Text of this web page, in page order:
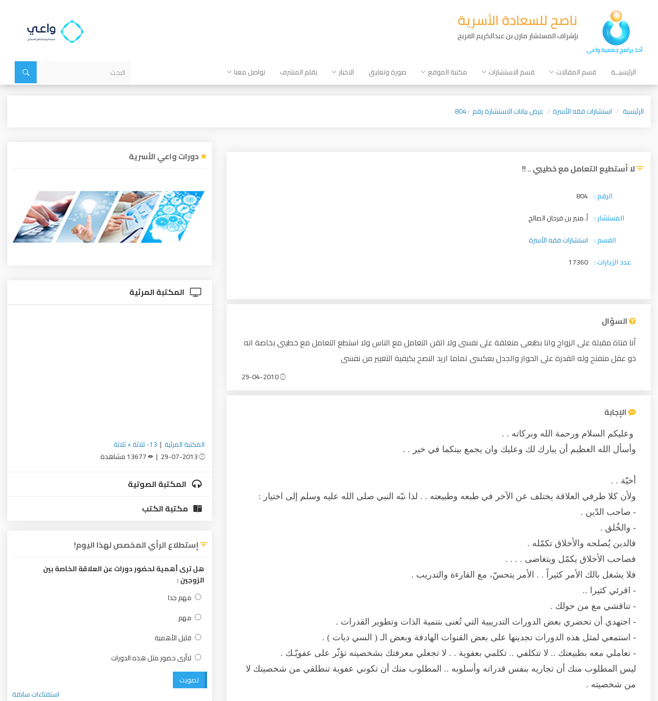
الرئيسيــة قسم المقالات قسم الاستشارات مكتبة الموقع صورة وتعليق الاخبار بقلم المشرف تواصل معنا
الرئيسية استشارات فقه الأسرة عرض بيانات الاستشارة رقم : 804
لا أستطيع التعامل مع خطيبي .. !!
الرقم : 804
المستشار : أ. منير بن فرحان الصالح
القسم : استشارات فقه الأسرة
عدد الزيارات : 17360
السؤال
أنا فتاة مقبلة على الزواج وانا بطبعى منغلقة على نفسى ولا اتقن التعامل مع الناس ولا استطع التعامل مع خطيبى بخاصة انه
ذو عقل متفتح وله القدرة على الحوار والجدل بعكسى تماما اريد النصح بكيفية التغيير من نفسى
الإجابة
وعليكم السلام ورحمة الله وبركاته . .
وأسأل الله العظيم أن يبارك لك وعليك وان يجمع بينكما في خير . .
أخيّة . .
ولأن كلا طرفي العلاقة يختلف عن الآخر في طبعه وطبيعته . . لذا نبّه النبي صلى الله عليه وسلم إلى اختيار :
- صاحب الدّين .
- والخُلق .
فالدين يُصلحه والأخلاق تكمّله .
فصاحب الأخلاق يكمّل ويتغاضى . . . .
فلا يشغل بالك الأمر كثيراً . . الأمر يتحسّ، مع القارءة والتدريب .
- اقرئي كثيرا ..
- تناقشي مع من حولك .
- اجتهدي أن تحضري بعض الدورات التدريبية التي تُعنى بتنمية الذات وتطوير القدرات .
- استمعي لمثل هذه الدورات تجدينها على بعض القنوات الهادفة وبعض الـ ( السي ديات ) .
- تعاملي معه بطبيعتك .. لا تتكلفي .. تكلمي بعفوية . . لا تجعلي معرفتك بشخصيته تؤثّر على عفويّـك .
ليس المطلوب منك أن تجاريه بنفس قدراته وأسلوبه .. المطلوب منك أن تكوني عفوية تنطلقي من شخصيتك لا
من شخصيته .
دورات واعي الأسرية
المكتبة المرئية
المكتبة المرئية | 13- ثلاثة × ثلاثة
المكتبة الصوتية
مكتبة الكتب
إستطلاع الرأي المخصص لهذا اليوم!
هل ترى أهمية لحضور دورات عن العلاقة الخاصة بين
الزوجين :
مهم جدا
مهم
قليل الأهمية
لاأرى حضور مثل هذه الدورات
تصويت
استفتاءات سابقة